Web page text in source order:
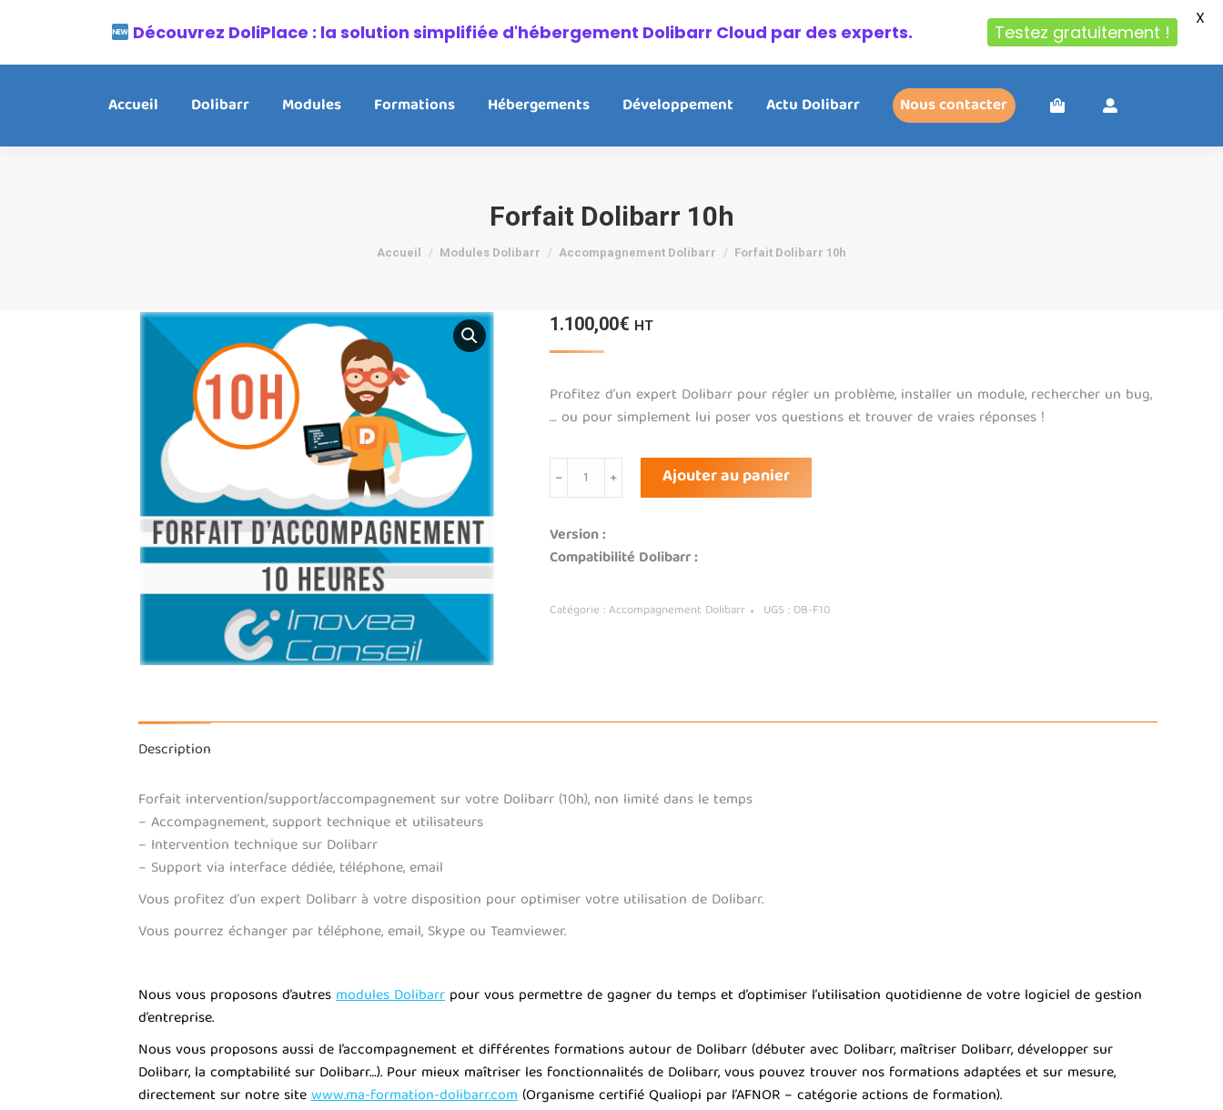
Accueil Dolibarr Modules Formations Hébergements Développement Actu Dolibarr Nous contacter
Forfait Dolibarr 10h
Vous êtes ici :
Accueil Modules Dolibarr Accompagnement Dolibarr Forfait Dolibarr 10h
1.100,00€ HT
Profitez d’un expert Dolibarr pour régler un problème, installer un module, rechercher un bug,
… ou pour simplement lui poser vos questions et trouver de vraies réponses !
quantité
de
Dolibarr
10h
Ajouter au panier
Version :
Compatibilité Dolibarr :
Catégorie :Accompagnement Dolibarr UGS : DB-F10
Description
Forfait intervention/support/accompagnement sur votre Dolibarr (10h), non limité dans le temps
– Accompagnement, support technique et utilisateurs
– Intervention technique sur Dolibarr
– Support via interface dédiée, téléphone, email
Vous profitez d’un expert Dolibarr à votre disposition pour optimiser votre utilisation de Dolibarr.
Vous pourrez échanger par téléphone, email, Skype ou Teamviewer.
Nous vous proposons d’autresmodules Dolibarr pour vous permettre de gagner du temps et d’optimiser l’utilisation quotidienne de votre logiciel de gestion
d’entreprise.
Nous vous proposons aussi de l’accompagnement et différentes formations autour de Dolibarr (débuter avec Dolibarr, maîtriser Dolibarr, développer sur
Dolibarr, la comptabilité sur Dolibarr…). Pour mieux maîtriser les fonctionnalités de Dolibarr, vous pouvez trouver nos formations adaptées et sur mesure,
directement sur notre sitewww.ma-formation-dolibarr.com(Organisme certifié Qualiopi par l’AFNOR – catégorie actions de formation).
Découvrez DoliPlace : la solution simplifiée d'hébergement Dolibarr Cloud par des experts. Testez gratuitement !
X